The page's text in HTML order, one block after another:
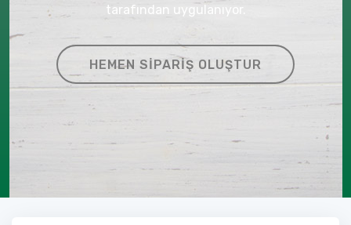
tarafından uygulanıyor.
HEMEN SIPARIŞ OLUŞTUR